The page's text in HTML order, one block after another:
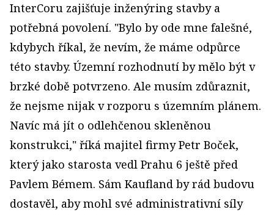
InterCoru zajišťuje inženýring stavby a
potřebná povolení. "Bylo by ode mne falešné,
kdybych říkal, že nevím, že máme odpůrce
této stavby. Územní rozhodnutí by mělo být v
brzké době potvrzeno. Ale musím zdůraznit,
že nejsme nijak v rozporu s územním plánem.
Navíc má jít o odlehčenou skleněnou
konstrukci," říká majitel firmy Petr Boček,
který jako starosta vedl Prahu 6 ještě před
Pavlem Bémem. Sám Kaufland by rád budovu
dostavěl, aby mohl své administrativní síly